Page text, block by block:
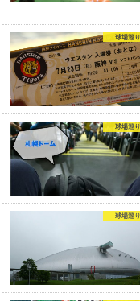
球場巡り
球場巡り
球場巡り